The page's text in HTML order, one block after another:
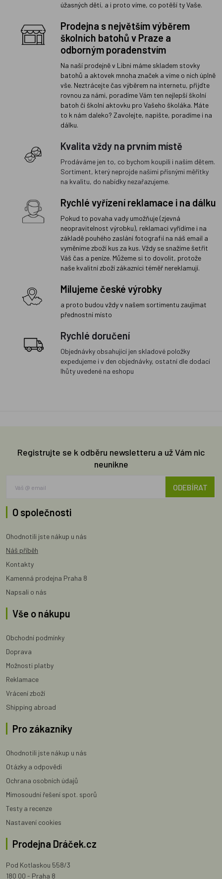
úžasných dětí, a i proto víme, co potěší ty Vaše.
Prodejna s největším výběrem
školních batohů v Praze a
odborným poradenstvím
Na naší prodejně v Libni máme skladem stovky
batohů a aktovek mnoha značek a víme o nich úplně
vše. Neztrácejte čas výběrem na internetu, přijďte
rovnou za námi, poradíme Vám ten nejlepší školní
batoh či školní aktovku pro Vašeho školáka. Máte
to k nám daleko? Zavolejte, napište, poradíme i na
dálku.
Kvalita vždy na prvním místě
Prodáváme jen to, co bychom koupili i našim dětem.
Sortiment, který neprojde našimi přísnými měřítky
na kvalitu, do nabídky nezařazujeme.
Rychlé vyřízení reklamace i na dálku
Pokud to povaha vady umožňuje (zjevná
neopravitelnost výrobku), reklamaci vyřídíme i na
základě pouhého zaslání fotografií na náš email a
vyměníme zboží kus za kus. Vždy se snažíme šetřit
Váš čas a peníze. Můžeme si to dovolit, protože
naše kvalitní zboží zákazníci téměř nereklamují.
Milujeme české výrobky
a proto budou vždy v našem sortimentu zaujímat
přednostní místo
Rychlé doručení
Objednávky obsahující jen skladové položky
expedujeme i v den objednávky, ostatní dle dodací
lhůty uvedené na eshopu
Registrujte se k odběru newsletteru a už Vám nic
neunikne
ODEBÍRAT
O společnosti
Ohodnotili jste nákup u nás
Náš příběh
Kontakty
Kamenná prodejna Praha 8
Napsali o nás
Vše o nákupu
Obchodní podmínky
Doprava
Možnosti platby
Reklamace
Vrácení zboží
Shipping abroad
Pro zákazníky
Ohodnotili jste nákup u nás
Otázky a odpovědi
Ochrana osobních údajů
Mimosoudní řešení spot. sporů
Testy a recenze
Nastavení cookies
Prodejna Dráček.cz
Pod Kotlaskou 558/3
180 00 - Praha 8